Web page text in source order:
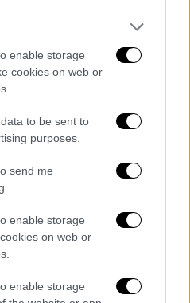
enable storage
cookies on web or
to be sent to
purposes.
send me
enable storage
on web or
enable storage
του
- Οδεύει
ο Τζόλης
κινήσεις για
που